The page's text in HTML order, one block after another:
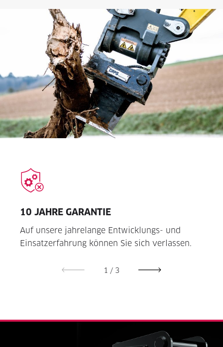
Auf unsere jahrelange Entwicklungs- und
Einsatz­erfahrung können Sie sich verlassen.
10 JAHRE GARANTIE
1 / 3